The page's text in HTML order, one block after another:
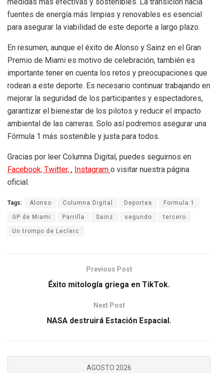
fuentes de energía más limpias y renovables es esencial
para asegurar la viabilidad de este deporte a largo plazo.
En resumen, aunque el éxito de Alonso y Sainz en el Gran
Premio de Miami es motivo de celebración, también es
importante tener en cuenta los retos y preocupaciones que
rodean a este deporte. Es necesario continuar trabajando en
mejorar la seguridad de los participantes y espectadores,
garantizar el bienestar de los pilotos y reducir el impacto
ambiental de las carreras. Solo así podremos asegurar una
Fórmula 1 más sostenible y justa para todos.
Gracias por leer Columna Digital, puedes seguirnos en
Facebook, Twitter, , Instagram o visitar nuestra página
oficial.
Tags: Alonso Columna Digital Deportes Formula 1
GP de Miami Parrilla Sainz segundo tercero
Un trompo de Leclerc
Previous Post
Éxito mitología griega en TikTok.
Next Post
NASA destruirá Estación Espacial.
AGOSTO 2026